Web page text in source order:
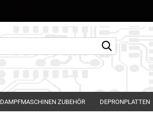
DAMPFMASCHINEN ZUBEHÖR DEPRONPLATTEN